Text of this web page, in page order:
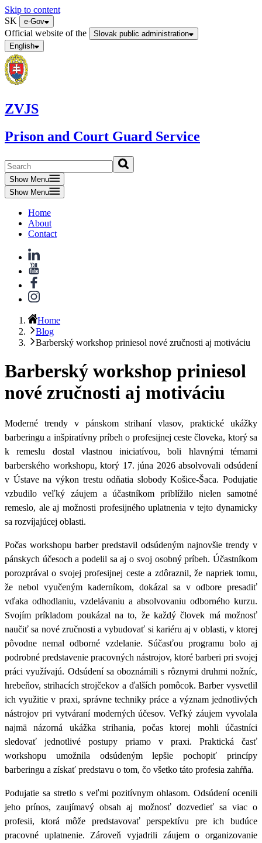
Skip to content
SK
e-Gov
Official website of the
Slovak public administration
English
ZVJS
Prison and Court Guard Service
Show Menu
Show Menu
Home
About
Contact
Home
Blog
Barberský workshop priniesol nové zručnosti aj motiváciu
Barberský workshop priniesol
nové zručnosti aj motiváciu
Moderné trendy v pánskom strihaní vlasov, praktické ukážky
barberingu a inšpiratívny príbeh o profesijnej ceste človeka, ktorý sa
k remeslu dostal vlastnou iniciatívou, boli hlavnými témami
barberského workshopu, ktorý 17. júna 2026absolvovali odsúdení
v Ústave na výkon trestu odňatia slobody Košice-Šaca. Podujatie
vzbudilo veľký záujem a účastníkom priblížilo nielen samotné
remeslo, ale aj možnosti profesijného uplatnenia v tejto dynamicky
sa rozvíjajúcej oblasti.
Počas workshopu barber predstavil odsúdeným najnovšie trendy v
pánskych účesoch a podelil sa aj o svoj osobný príbeh. Účastníkom
porozprával o svojej profesijnej ceste a zdôraznil, že napriek tomu,
že nebol vyučeným kaderníkom, dokázal sa v odbore presadiť
vďaka odhodlaniu, vzdelávaniu a absolvovaniu odborného kurzu.
Svojím príkladom poukázal na to, že každý človek má možnosť
naučiť sa nové zručnosti a vybudovať si kariéru aj v oblasti, v ktorej
pôvodne nemal odborné vzdelanie. Súčasťou programu bolo aj
podrobné predstavenie pracovných nástrojov, ktoré barberi pri svojej
práci využívajú. Odsúdení sa oboznámili s rôznymi druhmi nožníc,
hrebeňov, strihacích strojčekov a ďalších pomôcok. Barber vysvetlil
ich využitie v praxi, správne techniky práce a význam jednotlivých
nástrojov pri vytváraní moderných účesov.Veľký záujem vyvolala
najmä názorná ukážka strihania, počas ktorej mohli účastníci
sledovať jednotlivé postupy priamo v praxi. Praktická časť
workshopu umožnila odsúdeným lepšie pochopiť princípy
barberingu a získať predstavu o tom, čo všetko táto profesia zahŕňa.
Podujatie sa stretlo s veľmi pozitívnym ohlasom.Odsúdení ocenili
jeho prínos, zaujímavý obsah aj možnosť dozvedieť sa viac o
profesii, ktorá môže predstavovať perspektívu pre ich budúce
pracovné uplatnenie. Zároveň vyjadrili záujem o organizovanie